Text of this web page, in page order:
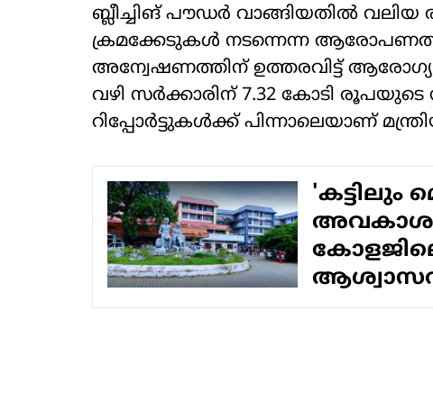
ബ്ലീച്ചിങ് പൗഡർ വാങ്ങിയതിൽ വലിയ
ക്രമക്കേടുകൾ നടന്നെന്ന
അന്വേഷണത്തിന് ഉത്തരവിട്ട്
വഴി സർക്കാരിന് 7.32 കോടി രൂപയുടെ
റിപ്പോർട്ടുകൾക്ക് പിന്നാലെയാണ്
'കട്ടിലും